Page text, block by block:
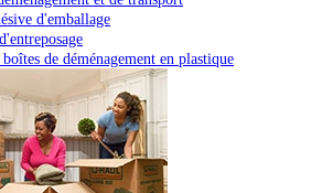
d'emballage
de déménagement en plastique